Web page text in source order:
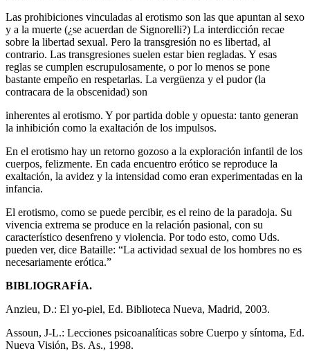
Las prohibiciones vinculadas al erotismo son las que apuntan al sexo
y a la muerte (¿se acuerdan de Signorelli?) La interdicción recae
sobre la libertad sexual. Pero la transgresión no es libertad, al
contrario. Las transgresiones suelen estar bien regladas. Y esas
reglas se cumplen escrupulosamente, o por lo menos se pone
bastante empeño en respetarlas. La vergüenza y el pudor (la
contracara de la obscenidad) son
inherentes al erotismo. Y por partida doble y opuesta: tanto generan
la inhibición como la exaltación de los impulsos.
En el erotismo hay un retorno gozoso a la exploración infantil de los
cuerpos, felizmente. En cada encuentro erótico se reproduce la
exaltación, la avidez y la intensidad como eran experimentadas en la
infancia.
El erotismo, como se puede percibir, es el reino de la paradoja. Su
vivencia extrema se produce en la relación pasional, con su
característico desenfreno y violencia. Por todo esto, como Uds.
pueden ver, dice Bataille: “La actividad sexual de los hombres no es
necesariamente erótica.”
BIBLIOGRAFÍA.
Anzieu, D.: El yo-piel, Ed. Biblioteca Nueva, Madrid, 2003.
Assoun, J-L.: Lecciones psicoanalíticas sobre Cuerpo y síntoma, Ed.
Nueva Visión, Bs. As., 1998.